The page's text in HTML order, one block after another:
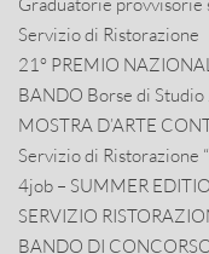
Servizio di Ristorazione
21° PREMIO
BANDO Borse di Studio ..
MOSTRA D’ARTE
Servizio di Ristorazione
4job – SUMMER
SERVIZIO
BANDO DI CONCORSO